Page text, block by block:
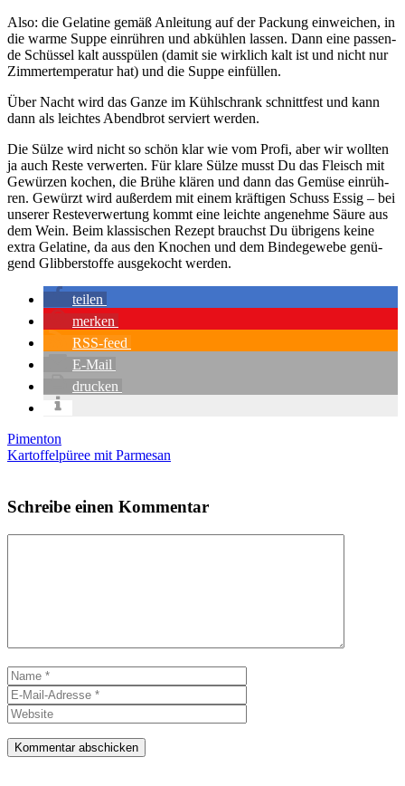
Also: die Gela­ti­ne gemäß Anlei­tung auf der Packung ein­wei­chen, in
die war­me Sup­pe ein­rüh­ren und abküh­len las­sen. Dann eine pas­sen­
de Schüs­sel kalt aus­spü­len (damit sie wirk­lich kalt ist und nicht nur
Zim­mer­tem­pe­ra­tur hat) und die Sup­pe ein­fül­len.
Über Nacht wird das Gan­ze im Kühl­schrank schnitt­fest und kann
dann als leich­tes Abend­brot ser­viert wer­den.
Die Sül­ze wird nicht so schön klar wie vom Pro­fi, aber wir woll­ten
ja auch Res­te ver­wer­ten. Für kla­re Sül­ze musst Du das Fleisch mit
Gewür­zen kochen, die Brü­he klä­ren und dann das Gemü­se ein­rüh­
ren. Gewürzt wird außer­dem mit einem kräf­ti­gen Schuss Essig – bei
unse­rer Res­te­ver­wer­tung kommt eine leich­te ange­neh­me Säu­re aus
dem Wein. Beim klas­si­schen Rezept brauchst Du übri­gens kei­ne
extra Gela­ti­ne, da aus den Kno­chen und dem Bin­de­ge­we­be genü­
gend Glib­ber­stof­fe aus­ge­kocht wer­den.
tei­len
mer­ken
RSS-feed
E‑Mail
dru­cken
Pimenton
Kartoffelpüree mit Parmesan
Schreibe einen Kommentar
Name
Mail-
Adresse